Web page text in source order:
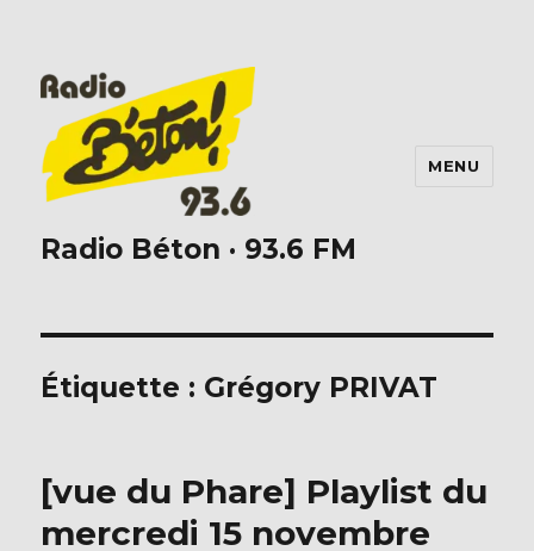
Radio Béton · 93.6 FM
MENU
Étiquette : Grégory PRIVAT
[vue du Phare] Playlist du
mercredi 15 novembre